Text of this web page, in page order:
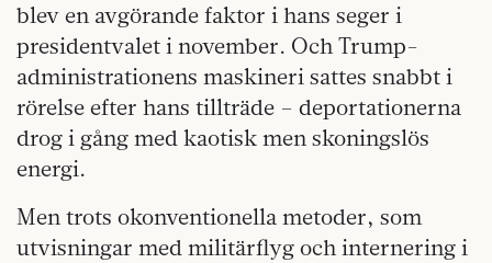
blev en avgörande faktor i hans seger i
presidentvalet i november. Och Trump-
administrationens maskineri sattes snabbt i
rörelse efter hans tillträde – deportationerna
drog i gång med kaotisk men skoningslös
energi.
Men trots okonventionella metoder, som
utvisningar med militärflyg och internering i